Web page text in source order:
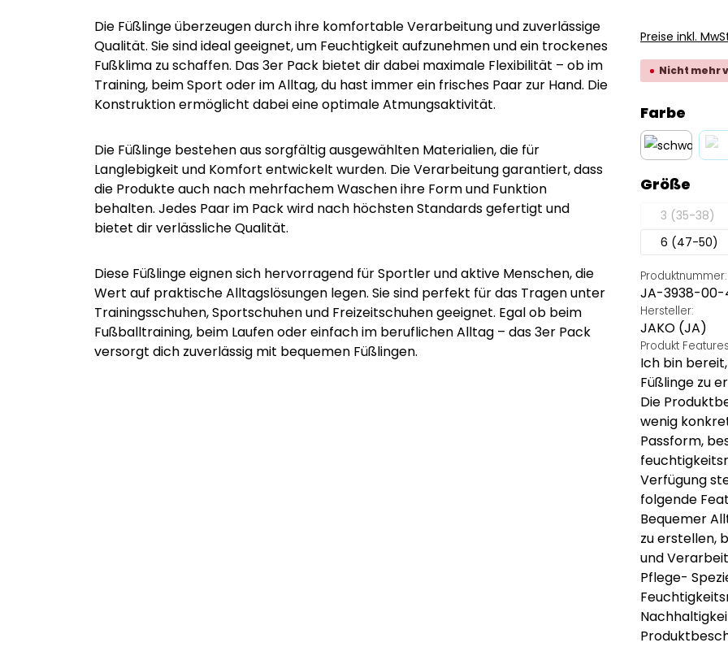
Preise inkl.
Nicht mehr
Farbe
Größe
3 (35-38)
(Diese
6 (47-50)
Produktnummer:
JA-3938-00-
Hersteller:
JAKO (JA)
Produkt Features
Ich bin
Füßlinge zu
Die
wenig
Passform,
Verfügung
folgende
Bequemer
zu erstellen,
und
Pflege-
Die Füßlinge überzeugen durch ihre komfortable Verarbeitung und zuverlässige
Qualität. Sie sind ideal geeignet, um Feuchtigkeit aufzunehmen und ein trockenes
Fußklima zu schaffen. Das 3er Pack bietet dir dabei maximale Flexibilität – ob im
Training, beim Sport oder im Alltag, du hast immer ein frisches Paar zur Hand. Die
Konstruktion ermöglicht dabei eine optimale Atmungsaktivität.
Die Füßlinge bestehen aus sorgfältig ausgewählten Materialien, die für
Langlebigkeit und Komfort entwickelt wurden. Die Verarbeitung garantiert, dass
die Produkte auch nach mehrfachem Waschen ihre Form und Funktion
behalten. Jedes Paar im Pack wird nach höchsten Standards gefertigt und
bietet dir verlässliche Qualität.
Diese Füßlinge eignen sich hervorragend für Sportler und aktive Menschen, die
Wert auf praktische Alltagslösungen legen. Sie sind perfekt für das Tragen unter
Trainingsschuhen, Sportschuhen und Freizeitschuhen geeignet. Egal ob beim
Fußballtraining, beim Laufen oder einfach im beruflichen Alltag – das 3er Pack
versorgt dich zuverlässig mit bequemen Füßlingen.